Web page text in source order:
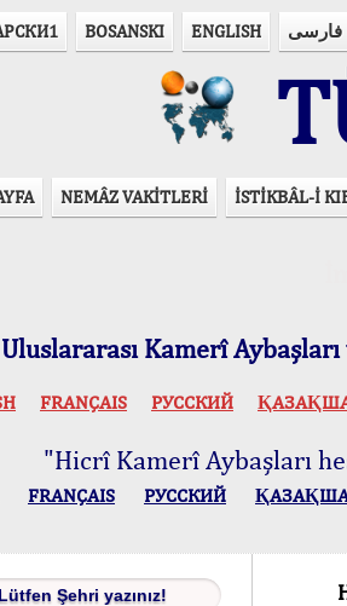
BOSANSKI ENGLISH فارسی
NEMÂZ VAKİTLERİ İSTİKBÂL-İ
Kamerî
FRANÇAIS РУССКИЙ
"Hicrî Kamerî Aybaşları
FRANÇAIS РУССКИЙ